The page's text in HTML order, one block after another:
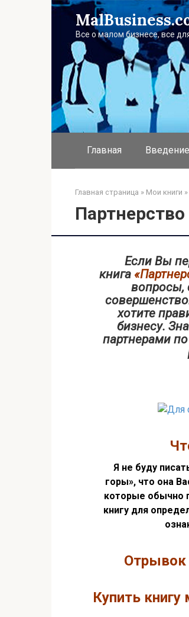
Все о малом бизнесе, все
Главная
Главная страница » Мои книги »
Если Вы
книга
вопросы,
хотите
бизнесу.
партнерами
Я не буду
горы», что она
которые обычно
книгу для
Отрывок
Купить